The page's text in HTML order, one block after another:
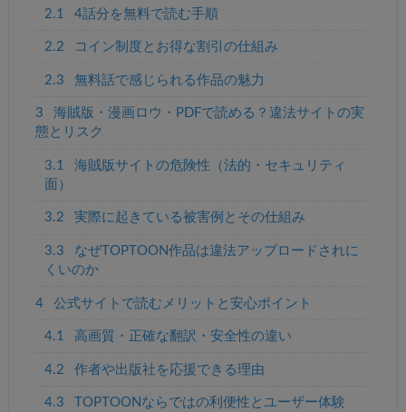
2.1 4話分を無料で読む手順
2.2 コイン制度とお得な割引の仕組み
2.3 無料話で感じられる作品の魅力
3
海賊版・漫画ロウ・PDFで読める？違法サイトの実
態とリスク
3.1
海賊版サイトの危険性（法的・セキュリティ
面）
3.2 実際に起きている被害例とその仕組み
3.3
なぜTOPTOON作品は違法アップロードされに
くいのか
4 公式サイトで読むメリットと安心ポイント
4.1 高画質・正確な翻訳・安全性の違い
4.2 作者や出版社を応援できる理由
4.3 TOPTOONならではの利便性とユーザー体験